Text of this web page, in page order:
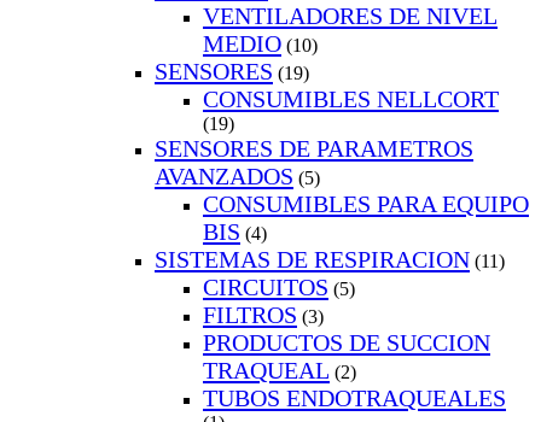
VENTILADORES DE NIVEL
MEDIO (10)
SENSORES (19)
CONSUMIBLES NELLCORT
(19)
SENSORES DE PARAMETROS
AVANZADOS (5)
CONSUMIBLES PARA EQUIPO
BIS (4)
SISTEMAS DE RESPIRACION (11)
CIRCUITOS (5)
FILTROS (3)
PRODUCTOS DE SUCCION
TRAQUEAL (2)
TUBOS ENDOTRAQUEALES